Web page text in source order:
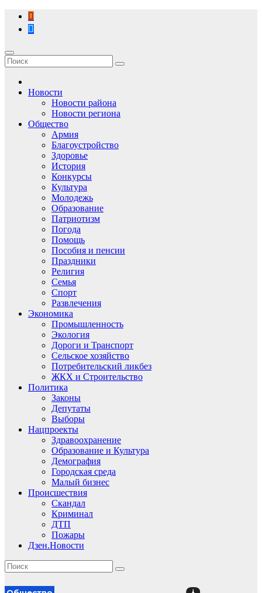
Перейти
содержимому
Новости
Новости района
Новости региона
Общество
Армия
Благоустройство
Здоровье
История
Конкурсы
Культура
Молодежь
Образование
Патриотизм
Погода
Помощь
Пособия и пенсии
Праздники
Религия
Семья
Спорт
Развлечения
Экономика
Промышленность
Экология
Дороги и Транспорт
Сельское хозяйство
Потребительский ликбез
ЖКХ и Строительство
Политика
Законы
Депутаты
Выборы
Нацпроекты
Здравоохранение
Образование и Культура
Демография
Городская среда
Малый бизнес
Происшествия
Скандал
Криминал
ДТП
Пожары
Дзен.Новости